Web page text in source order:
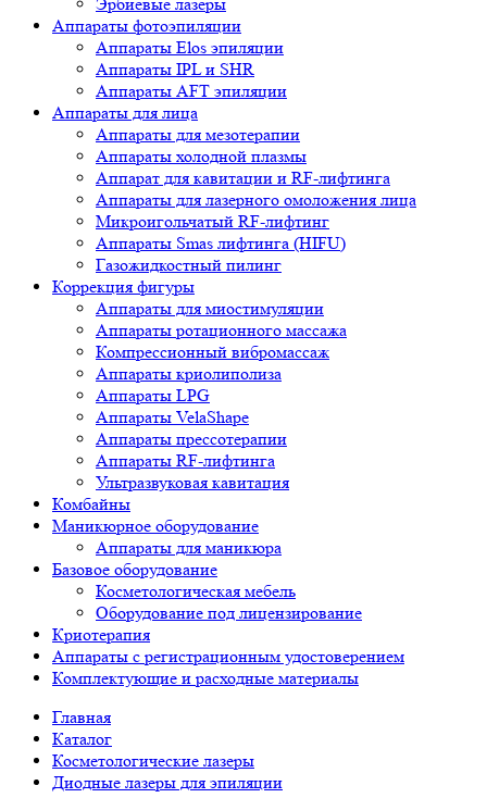
Аппараты фотоэпиляции
Аппараты Elos эпиляции
Аппараты IPL и SHR
Аппараты AFT эпиляции
Аппараты для лица
Аппараты для мезотерапии
Аппараты холодной плазмы
Аппарат для кавитации и RF-лифтинга
Аппараты для лазерного омоложения лица
Микроигольчатый RF-лифтинг
Аппараты Smas лифтинга (HIFU)
Газожидкостный пилинг
Коррекция фигуры
Аппараты для миостимуляции
Аппараты ротационного массажа
Компрессионный вибромассаж
Аппараты криолиполиза
Аппараты LPG
Аппараты VelaShape
Аппараты прессотерапии
Аппараты RF-лифтинга
Ультразвуковая кавитация
Комбайны
Маникюрное оборудование
Аппараты для маникюра
Базовое оборудование
Косметологическая мебель
Оборудование под лицензирование
Криотерапия
Аппараты c регистрационным удостоверением
Комплектующие и расходные материалы
Главная
Каталог
Косметологические лазеры
Диодные лазеры для эпиляции